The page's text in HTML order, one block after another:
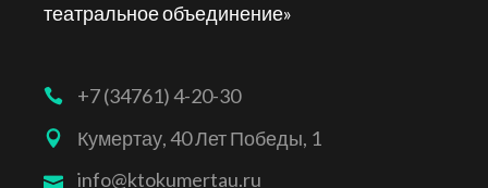
театральное объединение»
+7 (34761) 4-20-30
Кумертау, 40 Лет Победы, 1
info@ktokumertau.ru